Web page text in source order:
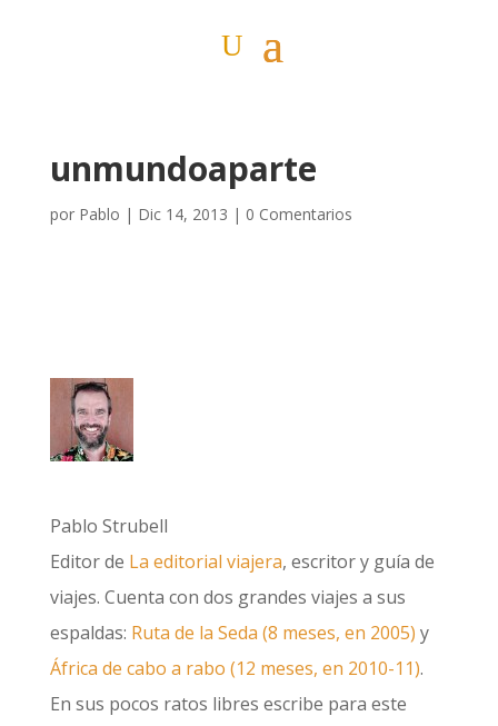
unmundoaparte
por Pablo | Dic 14, 2013 | 0 Comentarios
Pablo Strubell
Editor de La editorial viajera, escritor y guía de
viajes. Cuenta con dos grandes viajes a sus
espaldas: Ruta de la Seda (8 meses, en 2005) y
África de cabo a rabo (12 meses, en 2010-11).
En sus pocos ratos libres escribe para este